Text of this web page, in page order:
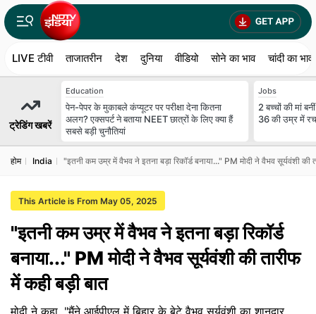
LIVE टीवी ताजातरीन देश दुनिया वीडियो सोने का भाव चांदी का भाव
ट्रेडिंग खबरें
Education
पेन-पेपर के मुकाबले कंप्यूटर पर परीक्षा देना कितना
अलग? एक्सपर्ट ने बताया NEET छात्रों के लिए क्या हैं
सबसे बड़ी चुनौतियां
Jobs
2 बच्चों की मां
36 की उम्र में
होम India "इतनी कम उम्र में वैभव ने इतना बड़ा रिकॉर्ड बनाया..." PM मोदी ने वैभव सूर्यवंशी की
This Article is From May 05, 2025
"इतनी कम उम्र में वैभव ने इतना बड़ा रिकॉर्ड
बनाया..." PM मोदी ने वैभव सूर्यवंशी की तारीफ
में कही बड़ी बात
मोदी ने कहा, "मैंने आईपीएल में बिहार के बेटे वैभव सूर्यवंशी का शानदार